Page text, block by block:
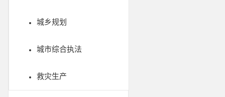
城乡规划
城市综合执法
救灾生产